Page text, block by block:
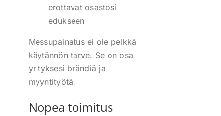
erottavat osastosi
edukseen
Messupainatus ei ole pelkkä
käytännön tarve. Se on osa
yrityksesi brändiä ja
myyntityötä.
Nopea toimitus